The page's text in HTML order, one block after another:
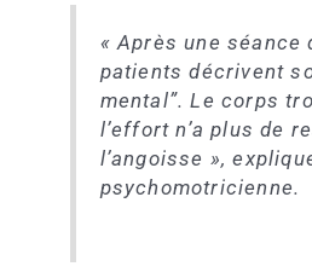
« Après une séance
patients décrivent
mental”. Le corps
l’effort n’a plus de
l’angoisse »,
psychomotricienne.